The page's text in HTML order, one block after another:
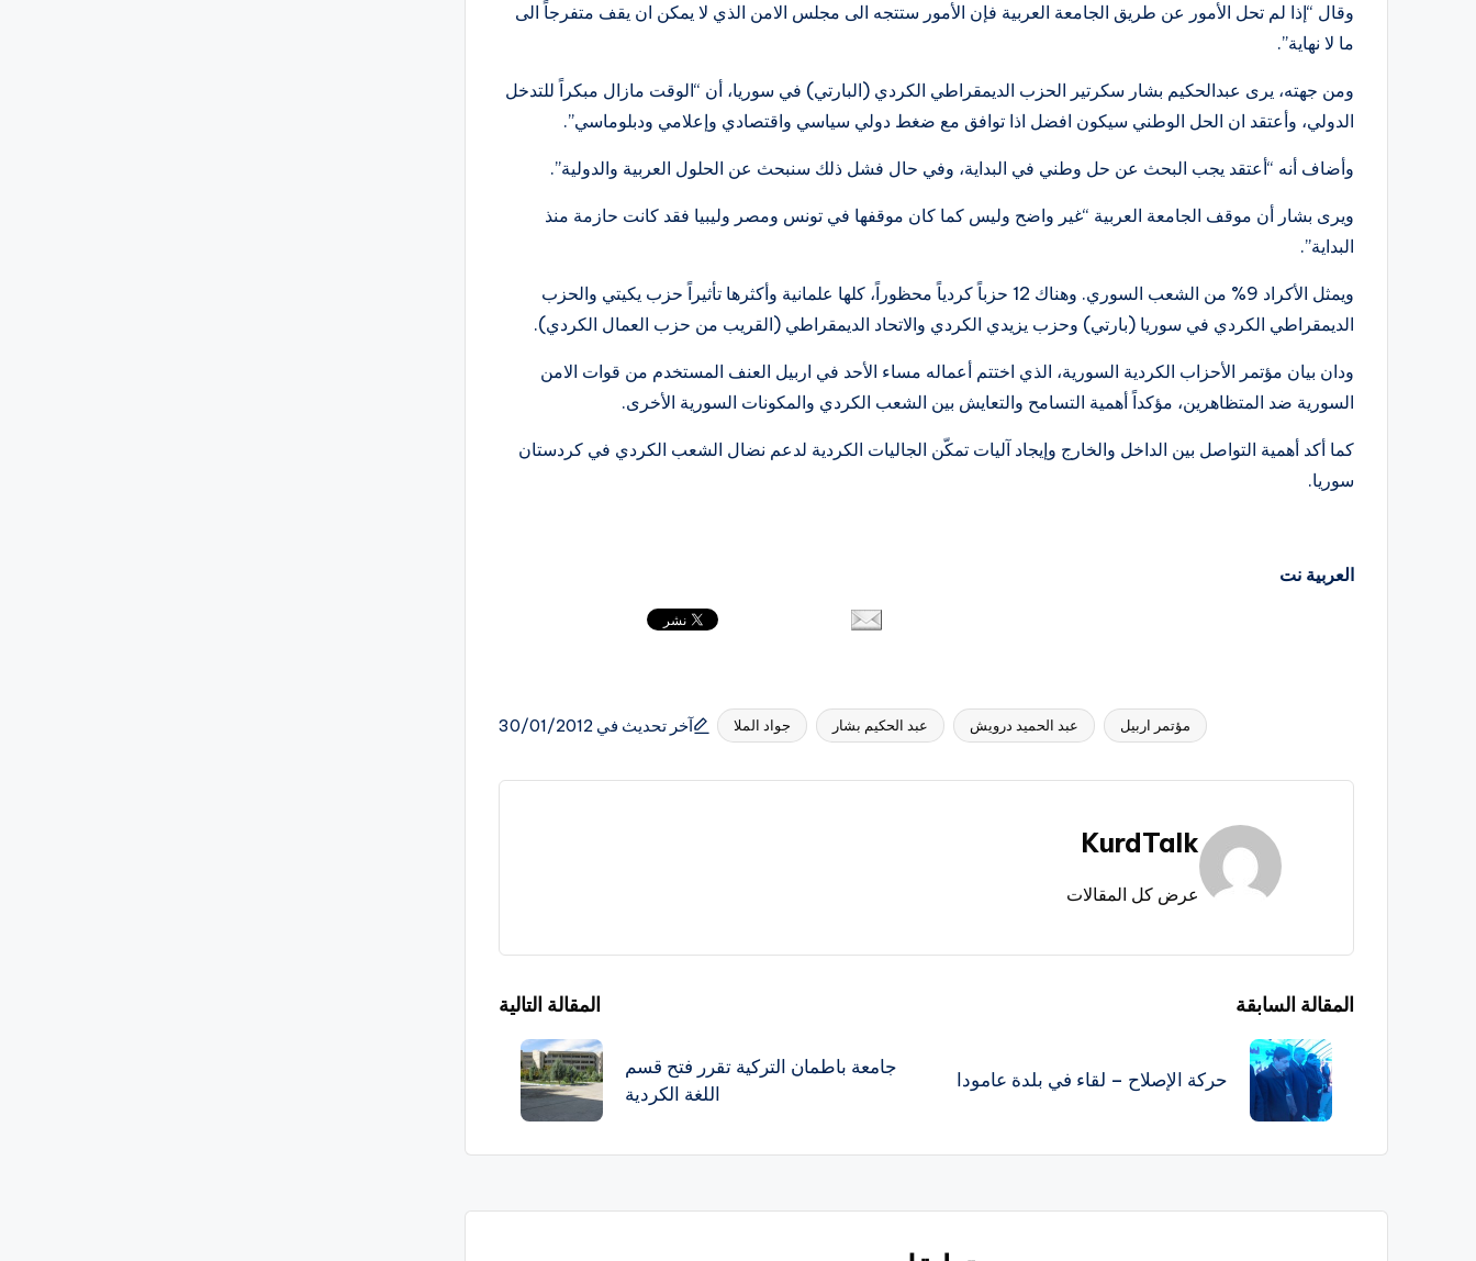
وقال “إذا لم تحل الأمور عن طريق الجامعة العربية فإن الأمور ستتجه الى مجلس الامن الذي لا يمكن ان يقف متفرجاً الى
ما لا نهاية”.
ومن جهته، يرى عبدالحكيم بشار سكرتير الحزب الديمقراطي الكردي (البارتي) في سوريا، أن “الوقت مازال مبكراً للتدخل
الدولي، وأعتقد ان الحل الوطني سيكون افضل اذا توافق مع ضغط دولي سياسي واقتصادي وإعلامي ودبلوماسي”.
وأضاف أنه “أعتقد يجب البحث عن حل وطني في البداية، وفي حال فشل ذلك سنبحث عن الحلول العربية والدولية”.
ويرى بشار أن موقف الجامعة العربية “غير واضح وليس كما كان موقفها في تونس ومصر وليبيا فقد كانت حازمة منذ
البداية”.
ويمثل الأكراد 9% من الشعب السوري. وهناك 12 حزباً كردياً محظوراً، كلها علمانية وأكثرها تأثيراً حزب يكيتي والحزب
الديمقراطي الكردي في سوريا (بارتي) وحزب يزيدي الكردي والاتحاد الديمقراطي (القريب من حزب العمال الكردي).
ودان بيان مؤتمر الأحزاب الكردية السورية، الذي اختتم أعماله مساء الأحد في اربيل العنف المستخدم من قوات الامن
السورية ضد المتظاهرين، مؤكداً أهمية التسامح والتعايش بين الشعب الكردي والمكونات السورية الأخرى.
كما أكد أهمية التواصل بين الداخل والخارج وإيجاد آليات تمكّن الجاليات الكردية لدعم نضال الشعب الكردي في كردستان
سوريا.
العربية نت
جواد الملا عبد الحكيم بشار عبد الحميد درويش مؤتمر اربيل آخر تحديث في 30/01/2012
KurdTalk
عرض كل المقالات
تصفّح
المقالات
المقالة السابقة
حركة الإصلاح – لقاء في بلدة عامودا
المقالة التالية
جامعة باطمان التركية تقرر فتح قسم
اللغة الكردية